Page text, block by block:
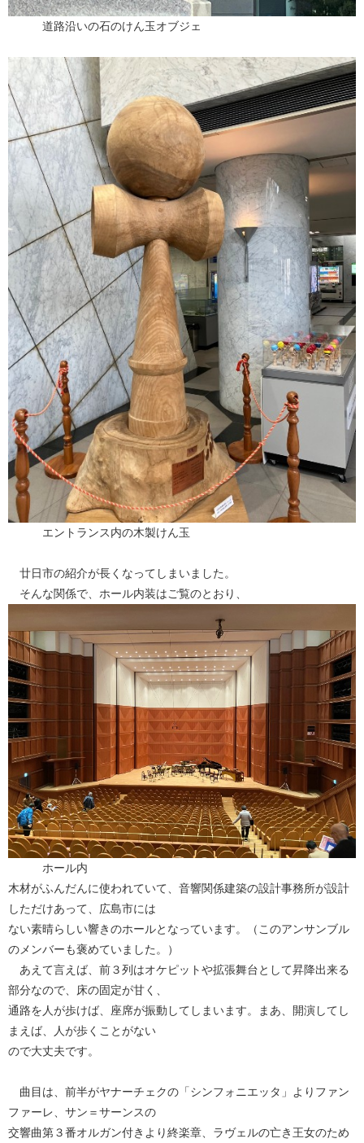
道路沿いの石のけん玉オブジェ
エントランス内の木製けん玉
廿日市の紹介が長くなってしまいました。
そんな関係で、ホール内装はご覧のとおり、
ホール内
木材がふんだんに使われていて、音響関係建築の設計事務所が設計
しただけあって、広島市には
ない素晴らしい響きのホールとなっています。（このアンサンブル
のメンバーも褒めていました。）
あえて言えば、前３列はオケピットや拡張舞台として昇降出来る
部分なので、床の固定が甘く、
通路を人が歩けば、座席が振動してしまいます。まあ、開演してし
まえば、人が歩くことがない
ので大丈夫です。
曲目は、前半がヤナーチェクの「シンフォニエッタ」よりファン
ファーレ、サン＝サーンスの
交響曲第３番オルガン付きより終楽章、ラヴェルの亡き王女のため